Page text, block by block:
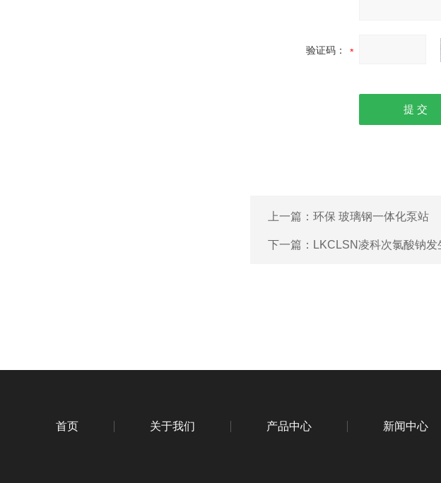
验证码：
上一篇： 环保 玻璃钢一体化泵站
下一篇： LKCLSN凌科次氯酸钠
首页 关于我们 产品中心 新闻中心